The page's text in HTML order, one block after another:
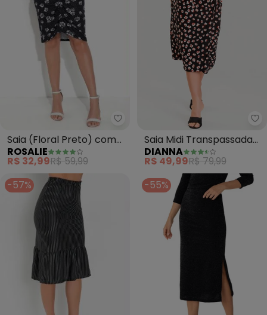
Rosalie - Saia (Floral Preto)
Saia (Floral Preto) com
Franzido
ROSALIE
R$ 32,99R$ 59,99
Saia Midi Transpassada
Estampada (Preto)
DIANNA
R$ 49,99R$ 79,99
-57%
-55%